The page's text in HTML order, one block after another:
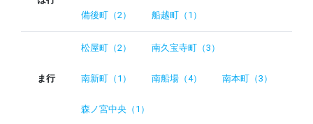
備後町（2） 船越町（1）
ま行
松屋町（2） 南久宝寺町（3）
南新町（1） 南船場（4） 南本町（3）
森ノ宮中央（1）